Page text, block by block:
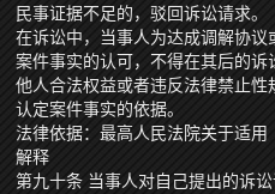
民事证据不足的，驳回诉讼请求。
在诉讼中，当事人为达成调解协
案件事实的认可，不得在其后的
他人合法权益或者违反法律禁止
认定案件事实的依据。
法律依据：最高人民法院关于适
解释
第九十条 当事人对自己提出的诉